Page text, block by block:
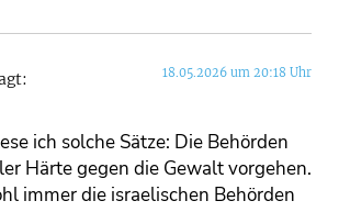
18.05.2026 um 20:18 Uhr
ich solche Sätze: Die Behörden
Härte gegen die Gewalt vorgehen.
immer die israelischen Behörden